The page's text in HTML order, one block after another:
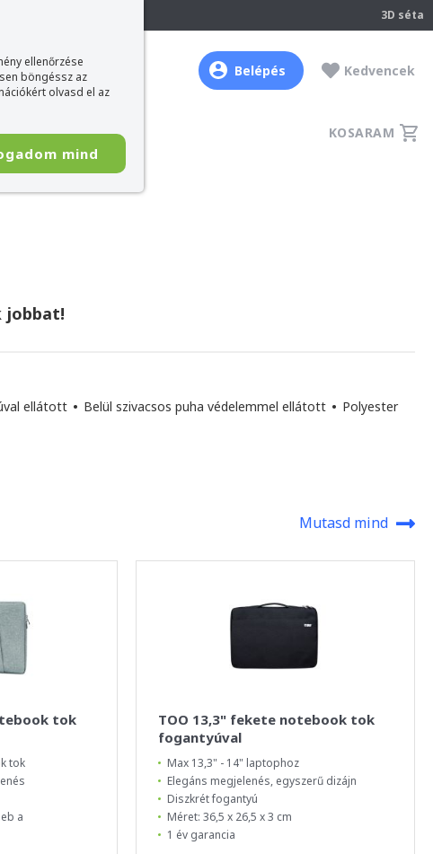
ellenőrzése
böngéssz az
olvasd el az
mind
3D séta
Belépés Kedvencek
KOSARAM
jobbat!
ellátott • Belül szivacsos puha védelemmel ellátott • Polyester
Mutasd mind
tok
tok
a
TOO 13,3" fekete notebook tok
fogantyúval
Max 13,3" - 14" laptophoz
Elegáns megjelenés, egyszerű dizájn
Diszkrét fogantyú
Méret: 36,5 x 26,5 x 3 cm
1 év garancia